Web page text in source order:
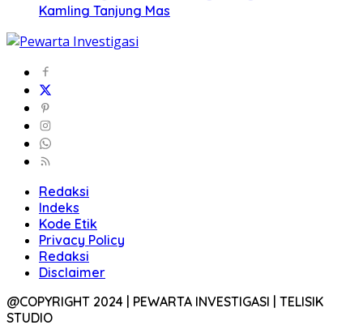
Kamling Tanjung Mas
Redaksi
Indeks
Kode Etik
Privacy Policy
Redaksi
Disclaimer
@COPYRIGHT 2024 | PEWARTA INVESTIGASI | TELISIK
STUDIO